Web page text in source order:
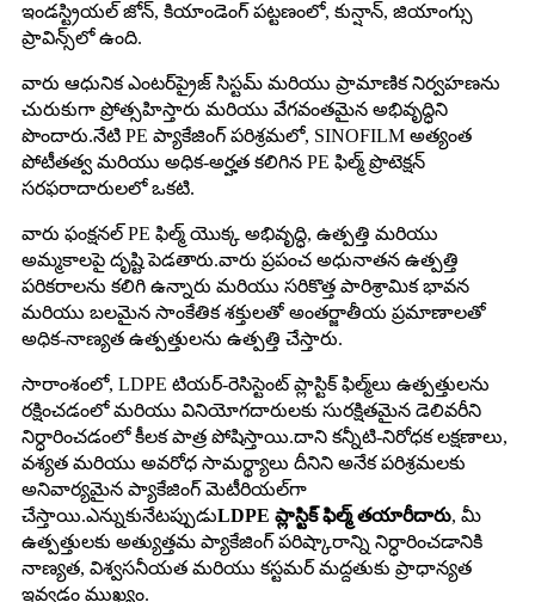
ఇండస్ట్రియల్ జోన్, కియాండెంగ్ పట్టణంలో, కున్షాన్, జియాంగ్సు
ప్రావిన్స్‌లో ఉంది.
వారు ఆధునిక ఎంటర్‌ప్రైజ్ సిస్టమ్ మరియు ప్రామాణిక నిర్వహణను
చురుకుగా ప్రోత్సహిస్తారు మరియు వేగవంతమైన అభివృద్ధిని
పొందారు.నేటి PE ప్యాకేజింగ్ పరిశ్రమలో, SINOFILM అత్యంత
పోటీతత్వ మరియు అధిక-అర్హత కలిగిన PE ఫిల్మ్ ప్రొటెక్షన్
సరఫరాదారులలో ఒకటి.
వారు ఫంక్షనల్ PE ఫిల్మ్ యొక్క అభివృద్ధి, ఉత్పత్తి మరియు
అమ్మకాలపై దృష్టి పెడతారు.వారు ప్రపంచ అధునాతన ఉత్పత్తి
పరికరాలను కలిగి ఉన్నారు మరియు సరికొత్త పారిశ్రామిక భావన
మరియు బలమైన సాంకేతిక శక్తులతో అంతర్జాతీయ ప్రమాణాలతో
అధిక-నాణ్యత ఉత్పత్తులను ఉత్పత్తి చేస్తారు.
సారాంశంలో, LDPE టియర్-రెసిస్టెంట్ ప్లాస్టిక్ ఫిల్మ్‌లు ఉత్పత్తులను
రక్షించడంలో మరియు వినియోగదారులకు సురక్షితమైన డెలివరీని
నిర్ధారించడంలో కీలక పాత్ర పోషిస్తాయి.దాని కన్నీటి-నిరోధక లక్షణాలు,
వశ్యత మరియు అవరోధ సామర్థ్యాలు దీనిని అనేక పరిశ్రమలకు
అనివార్యమైన ప్యాకేజింగ్ మెటీరియల్‌గా
చేస్తాయి.ఎన్నుకునేటప్పుడుLDPE ప్లాస్టిక్ ఫిల్మ్ తయారీదారు, మీ
ఉత్పత్తులకు అత్యుత్తమ ప్యాకేజింగ్ పరిష్కారాన్ని నిర్ధారించడానికి
నాణ్యత, విశ్వసనీయత మరియు కస్టమర్ మద్దతుకు ప్రాధాన్యత
ఇవ్వడం ముఖ్యం.